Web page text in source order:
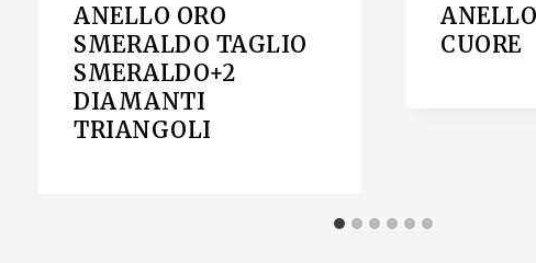
ANELLO ORO
SMERALDO TAGLIO
SMERALDO+2
DIAMANTI
TRIANGOLI
CUORE